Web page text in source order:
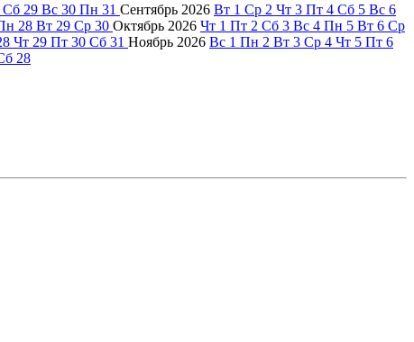
Сб 29 Вс 30 Пн 31 Сентябрь 2026 Вт 1 Ср 2 Чт 3 Пт 4 Сб 5 Вс 6
28 Вт 29 Ср 30 Октябрь 2026 Чт 1 Пт 2 Сб 3 Вс 4 Пн 5 Вт 6 Ср
Чт 29 Пт 30 Сб 31 Ноябрь 2026 Вс 1 Пн 2 Вт 3 Ср 4 Чт 5 Пт 6
28